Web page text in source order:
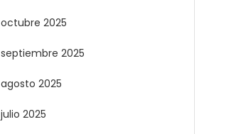
octubre 2025
septiembre 2025
agosto 2025
julio 2025